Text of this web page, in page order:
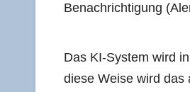
Benach­rich­ti­gung
Das KI-Sys­tem wird
die­se Wei­se wird das